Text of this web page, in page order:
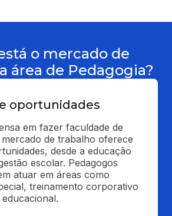
o mercado de
área de Pedagogia?
oportunidades
em fazer faculdade de
mercado de trabalho oferece
desde a educação
escolar. Pedagogos
atuar em áreas como
treinamento corporativo